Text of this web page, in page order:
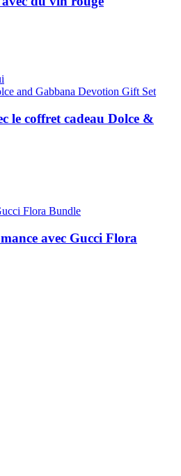
le coffret cadeau Dolce &
avec Gucci Flora